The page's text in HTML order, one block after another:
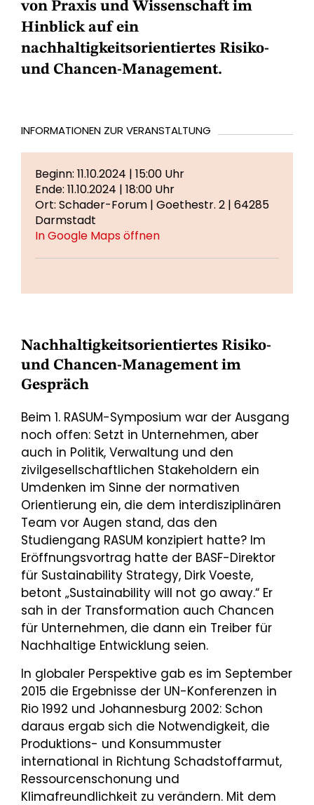
von Praxis und Wissenschaft im
Hinblick auf ein
nachhaltigkeitsorientiertes Risiko-
und Chancen-Management.
INFORMATIONEN ZUR VERANSTALTUNG
Beginn: 11.10.2024 | 15:00 Uhr
Ende: 11.10.2024 | 18:00 Uhr
Ort: Schader-Forum | Goethestr. 2 | 64285
Darmstadt
In Google Maps öffnen
Nachhaltigkeitsorientiertes Risiko-
und Chancen-Management im
Gespräch
Beim 1. RASUM-Symposium war der Ausgang
noch offen: Setzt in Unternehmen, aber
auch in Politik, Verwaltung und den
zivilgesellschaftlichen Stakeholdern ein
Umdenken im Sinne der normativen
Orientierung ein, die dem interdisziplinären
Team vor Augen stand, das den
Studiengang RASUM konzipiert hatte? Im
Eröffnungsvortrag hatte der BASF-Direktor
für Sustainability Strategy, Dirk Voeste,
betont „Sustainability will not go away.“ Er
sah in der Transformation auch Chancen
für Unternehmen, die dann ein Treiber für
Nachhaltige Entwicklung seien.
In globaler Perspektive gab es im September
2015 die Ergebnisse der UN-Konferenzen in
Rio 1992 und Johannesburg 2002: Schon
daraus ergab sich die Notwendigkeit, die
Produktions- und Konsummuster
international in Richtung Schadstoffarmut,
Ressourcenschonung und
Klimafreundlichkeit zu verändern. Mit dem